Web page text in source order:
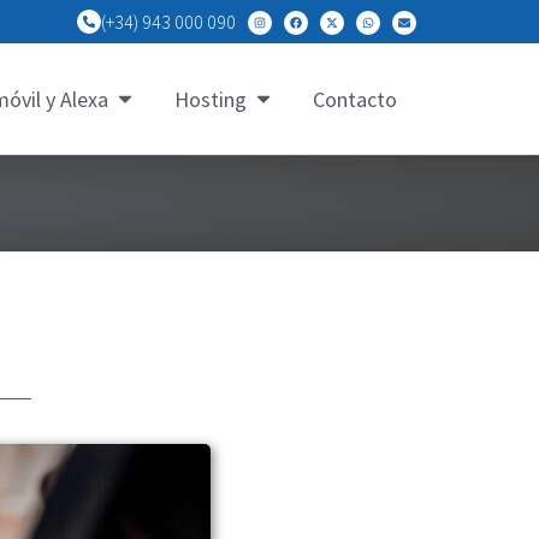
(+34) 943 000 090
y Alexa Hosting Contacto